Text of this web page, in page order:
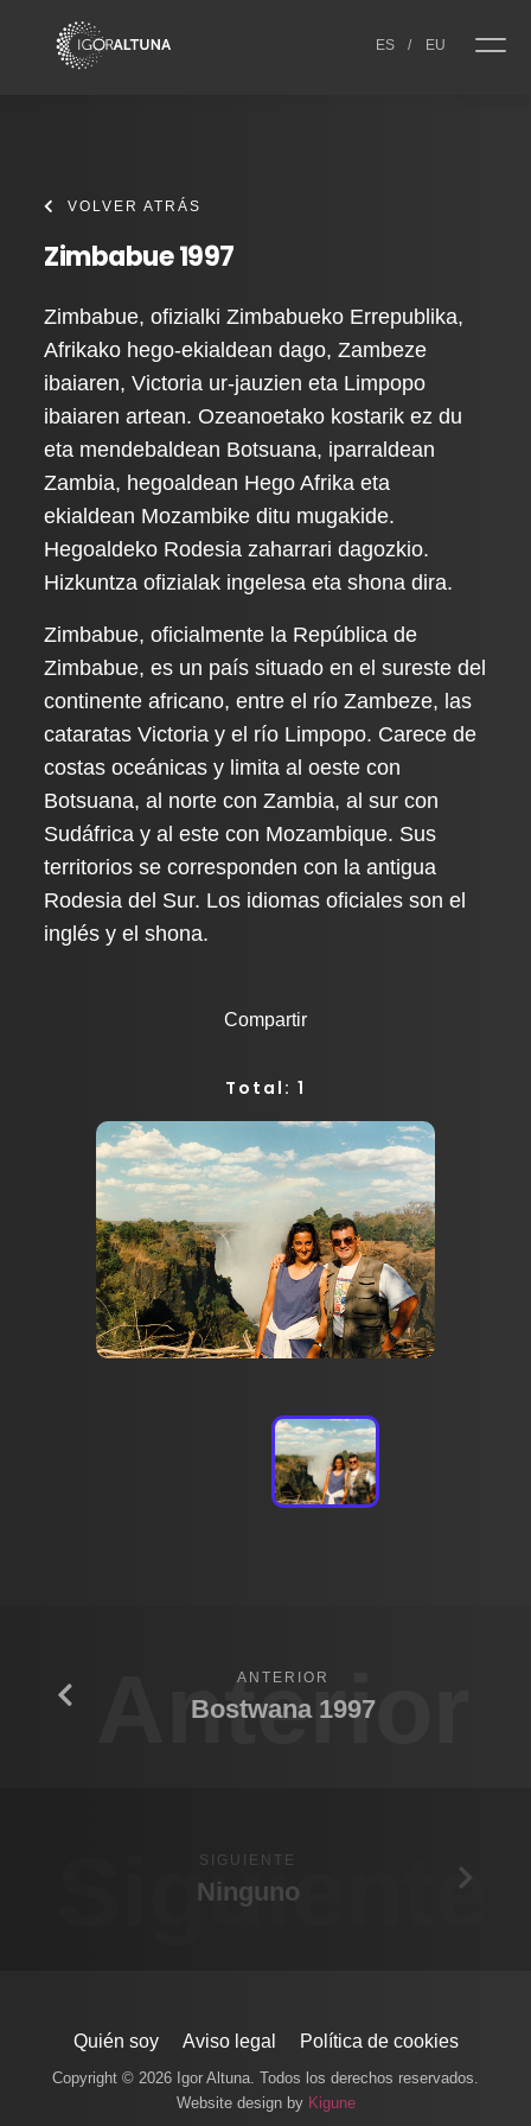
ES / EU
VOLVER ATRÁS
Zimbabue 1997
Zimbabue, ofizialki Zimbabueko Errepublika,
Afrikako hego-ekialdean dago, Zambeze
ibaiaren, Victoria ur-jauzien eta Limpopo
ibaiaren artean. Ozeanoetako kostarik ez du
eta mendebaldean Botsuana, iparraldean
Zambia, hegoaldean Hego Afrika eta
ekialdean Mozambike ditu mugakide.
Hegoaldeko Rodesia zaharrari dagozkio.
Hizkuntza ofizialak ingelesa eta shona dira.
Zimbabue, oficialmente la República de
Zimbabue, es un país situado en el sureste del
continente africano, entre el río Zambeze, las
cataratas Victoria y el río Limpopo. Carece de
costas oceánicas y limita al oeste con
Botsuana, al norte con Zambia, al sur con
Sudáfrica y al este con Mozambique. Sus
territorios se corresponden con la antigua
Rodesia del Sur. Los idiomas oficiales son el
inglés y el shona.
Compartir
Total: 1
Anterior
ANTERIOR
Bostwana 1997
Siguiente
SIGUIENTE
Ninguno
Quién soy Aviso legal Política de cookies
Copyright © 2026 Igor Altuna. Todos los derechos reservados.
Website design by Kigune